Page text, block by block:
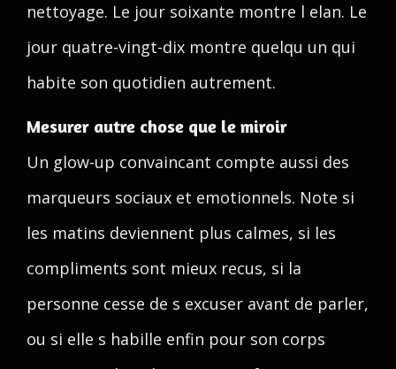
nettoyage. Le jour soixante montre l elan. Le
jour quatre-vingt-dix montre quelqu un qui
habite son quotidien autrement.
Mesurer autre chose que le miroir
Un glow-up convaincant compte aussi des
marqueurs sociaux et emotionnels. Note si
les matins deviennent plus calmes, si les
compliments sont mieux recus, si la
personne cesse de s excuser avant de parler,
ou si elle s habille enfin pour son corps